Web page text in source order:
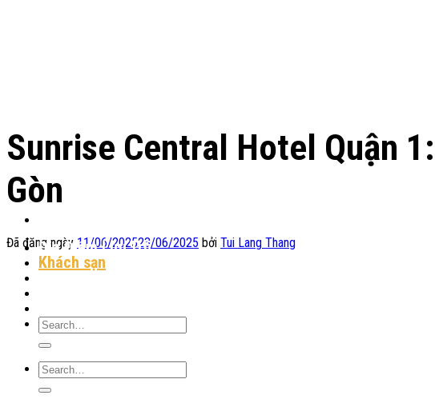
Địa Điểm Lưu Trú
Khách sạn
Homestay
Sunrise Central Hotel Quận
Gòn
Đã đăng ngày 11/06/202523/06/2025 bởi Tui Lang Thang